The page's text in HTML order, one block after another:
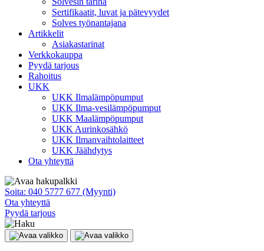
Sertifikaatit, luvat ja pätevyydet
Solves työnantajana
Artikkelit
Asiakastarinat
Verkkokauppa
Pyydä tarjous
Rahoitus
UKK
UKK Ilmalämpöpumput
UKK Ilma-vesilämpöpumput
UKK Maalämpöpumput
UKK Aurinkosähkö
UKK Ilmanvaihtolaitteet
UKK Jäähdytys
Ota yhteyttä
Soita: 040 5777 677 (Myynti)
Ota yhteyttä
Pyydä tarjous